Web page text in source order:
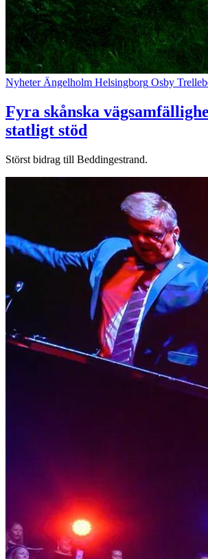
Nyheter Ängelholm Helsingborg Osby
Fyra skånska
statligt stöd
Störst bidrag till Beddingestrand.